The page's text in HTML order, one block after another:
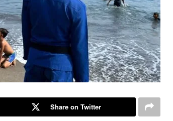
Share on Twitter